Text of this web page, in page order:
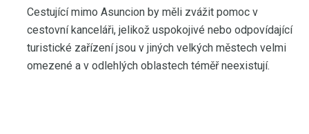
Cestující mimo Asuncion by měli zvážit pomoc v
cestovní kanceláři, jelikož uspokojivé nebo odpovídající
turistické zařízení jsou v jiných velkých městech velmi
omezené a v odlehlých oblastech téměř neexistují.